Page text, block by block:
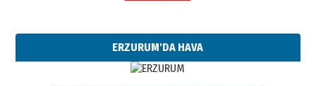
ERZURUM'DA HAVA